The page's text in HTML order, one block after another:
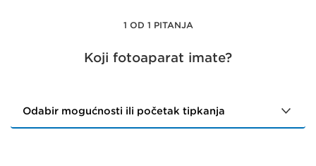
1 OD 1 PITANJA
Koji fotoaparat imate?